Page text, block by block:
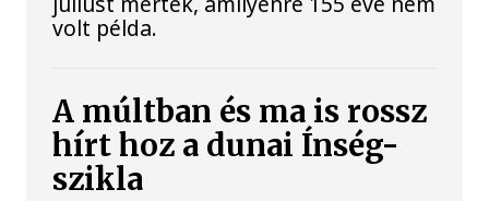
volt példa.
A múltban és ma is rossz
hírt hoz a dunai Ínség-
szikla